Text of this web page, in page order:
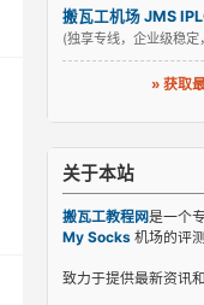
搬瓦工机场 JMS
(独享专线，企业级稳
» 获取
关于本站
搬瓦工教程网是一个
My Socks 机场的评
致力于提供最新资讯